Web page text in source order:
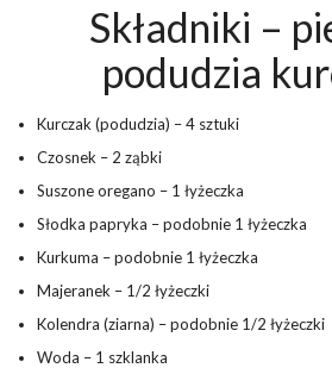
Składniki –
podudzia
Kurczak (podudzia) – 4 sztuki
Czosnek – 2 ząbki
Suszone oregano – 1 łyżeczka
Słodka papryka – podobnie 1 łyżeczka
Kurkuma – podobnie 1 łyżeczka
Majeranek – 1/2 łyżeczki
Kolendra (ziarna) – podobnie 1/2 łyżeczki
Woda – 1 szklanka